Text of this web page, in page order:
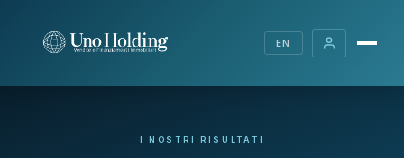
EN
I NOSTRI RISULTATI